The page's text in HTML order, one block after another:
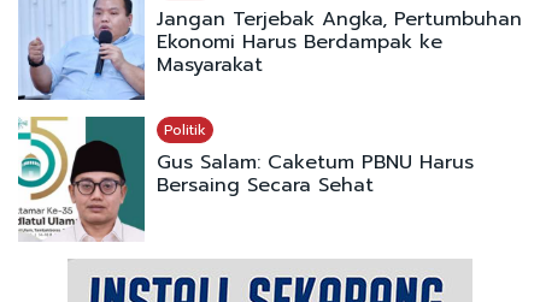
Jangan Terjebak Angka, Pertumbuhan
Ekonomi Harus Berdampak ke
Masyarakat
Politik
Gus Salam: Caketum PBNU Harus
Bersaing Secara Sehat